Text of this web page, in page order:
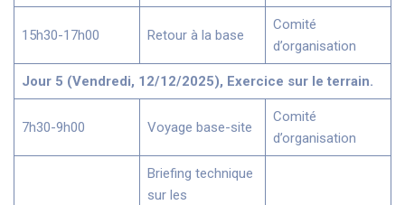
15h30-17h00 Retour à la base
Comité
d’organisation
Jour 5 (Vendredi, 12/12/2025), Exercice sur le terrain.
7h30-9h00 Voyage base-site
Comité
d’organisation
Briefing technique
sur les